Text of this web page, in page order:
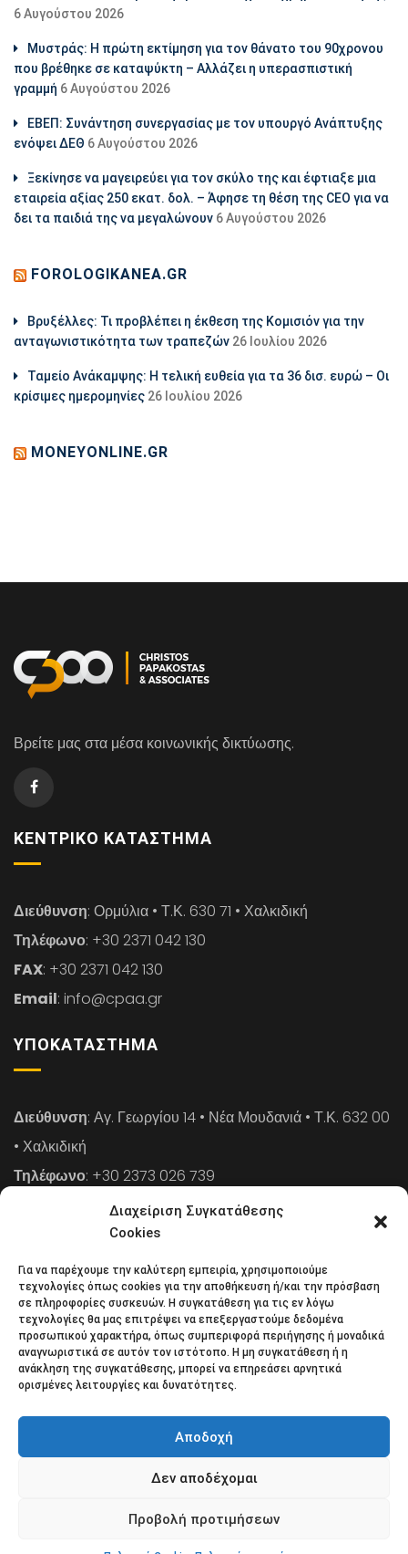
Διαχείριση Συγκατάθεσης
Cookies
Για να παρέχουμε την καλύτερη εμπειρία, χρησιμοποιούμε
τεχνολογίες όπως cookies για την αποθήκευση ή/και την πρόσβαση
σε πληροφορίες συσκευών. Η συγκατάθεση για τις εν λόγω
τεχνολογίες θα μας επιτρέψει να επεξεργαστούμε δεδομένα
προσωπικού χαρακτήρα, όπως συμπεριφορά περιήγησης ή μοναδικά
αναγνωριστικά σε αυτόν τον ιστότοπο. Η μη συγκατάθεση ή η
ανάκληση της συγκατάθεσης, μπορεί να επηρεάσει αρνητικά
ορισμένες λειτουργίες και δυνατότητες.
Αποδοχή
Δεν αποδέχομαι
Προβολή προτιμήσεων
6 Αυγούστου 2026
Μυστράς: Η πρώτη εκτίμηση για τον θάνατο του 90χρονου
που βρέθηκε σε καταψύκτη – Αλλάζει η υπερασπιστική
γραμμή 6 Αυγούστου 2026
ΕΒΕΠ: Συνάντηση συνεργασίας με τον υπουργό Ανάπτυξης
ενόψει ΔΕΘ 6 Αυγούστου 2026
Ξεκίνησε να μαγειρεύει για τον σκύλο της και έφτιαξε μια
εταιρεία αξίας 250 εκατ. δολ. – Άφησε τη θέση της CEO για να
δει τα παιδιά της να μεγαλώνουν 6 Αυγούστου 2026
FOROLOGIKANEA.GR
Βρυξέλλες: Τι προβλέπει η έκθεση της Κομισιόν για την
ανταγωνιστικότητα των τραπεζών 26 Ιουλίου 2026
Ταμείο Ανάκαμψης: Η τελική ευθεία για τα 36 δισ. ευρώ – Οι
κρίσιμες ημερομηνίες 26 Ιουλίου 2026
MONEYONLINE.GR
Βρείτε μας στα μέσα κοινωνικής δικτύωσης.
ΚΕΝΤΡΙΚΌ ΚΑΤΆΣΤΗΜΑ
Διεύθυνση: Ορμύλια • Τ.Κ. 630 71 • Χαλκιδική
Τηλέφωνο: +30 2371 042 130
FAX: +30 2371 042 130
Email: info@cpaa.gr
ΥΠΟΚΑΤΆΣΤΗΜΑ
Διεύθυνση: Αγ. Γεωργίου 14 • Νέα Μουδανιά • Τ.Κ. 632 00
• Χαλκιδική
Τηλέφωνο: +30 2373 026 739
: +30 2373 026 739
: info@cpaa.gr
NEWSLETTER
Κάντε εγγραφή στο ηλεκτρονικό μας φυλλάδιο και μείνετε
στο επίκεντρο της οικονομικής επικαιρότητας.
Πολιτική απορρήτου